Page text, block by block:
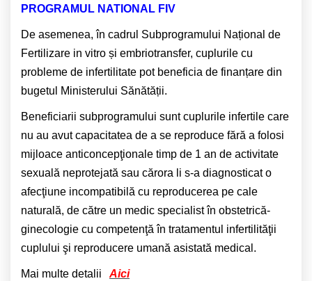
PROGRAMUL NATIONAL FIV
De asemenea, în cadrul Subprogramului Național de
Fertilizare in vitro și embriotransfer, cuplurile cu
probleme de infertilitate pot beneficia de finanțare din
bugetul Ministerului Sănătății.
Beneficiarii subprogramului sunt cuplurile infertile care
nu au avut capacitatea de a se reproduce fără a folosi
mijloace anticoncepţionale timp de 1 an de activitate
sexuală neprotejată sau cărora li s-a diagnosticat o
afecţiune incompatibilă cu reproducerea pe cale
naturală, de către un medic specialist în obstetrică-
ginecologie cu competenţă în tratamentul infertilităţii
cuplului şi reproducere umană asistată medical.
Mai multe detalii Aici